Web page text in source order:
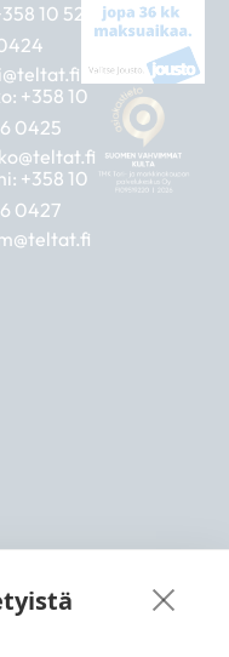
10 526
+358 10
0425
+358 10
0427